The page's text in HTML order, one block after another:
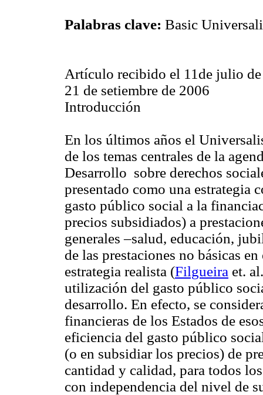
Palabras clave: Basic
Artículo recibido el 11de julio
21 de setiembre de 2006
Introducción
En los últimos años el
de los temas centrales de la
Desarrollo sobre derechos
presentado como una estrategia
gasto público social a la
precios subsidiados) a
generales –salud, educación,
de las prestaciones no básicas
estrategia realista (Filgueira et.
utilización del gasto público
desarrollo. En efecto, se
financieras de los Estados de
eficiencia del gasto público
(o en subsidiar los precios) de
cantidad y calidad, para todos
con independencia del nivel de